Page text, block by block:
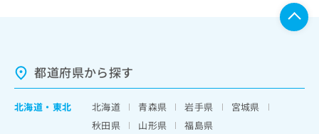
都道府県から探す
北海道 ・ 東北 北海道 青森県 岩手県
宮城県
秋田県
山形県
福島県